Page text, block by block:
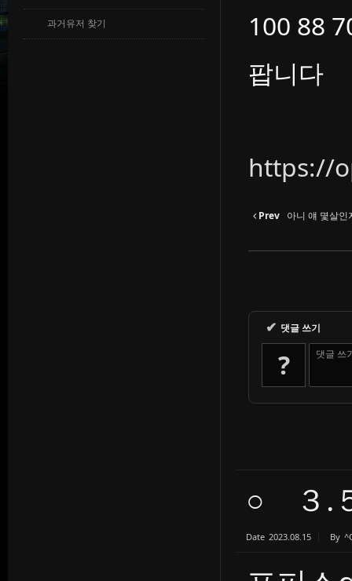
과거유저 찾기
100 88
팝니다
https://
Prev 아니 얘 몇살
✔ 댓글 쓰기
? 댓글 쓰
○ ３.
Date 2023.08.15 By